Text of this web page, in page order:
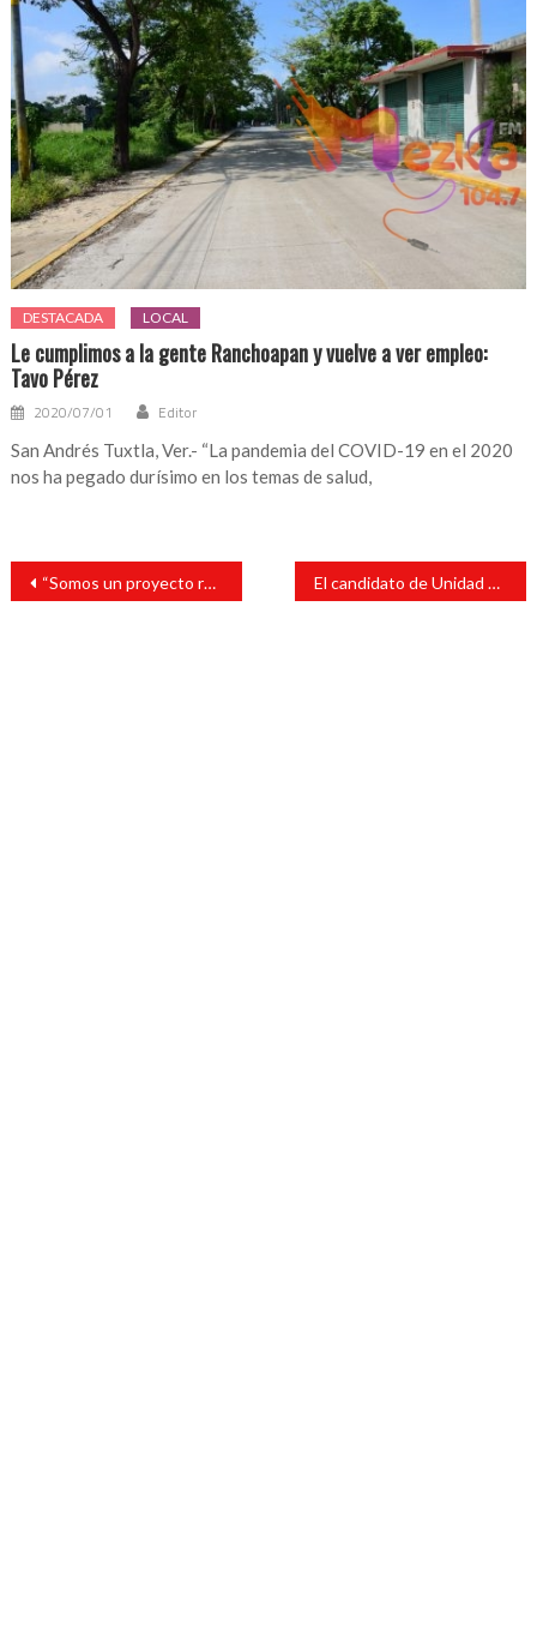
DESTACADA LOCAL
Le cumplimos a la gente Ranchoapan y vuelve a ver empleo:
Tavo Pérez
2020/07/01 Editor
San Andrés Tuxtla, Ver.- “La pandemia del COVID-19 en el 2020
nos ha pegado durísimo en los temas de salud,
Navegación
entradas
“Somos un proyecto real, concreto y con soluciones”, Doctor Tom El candidato de Unidad Ciudadana en San Andrés Tuxtla, recorre la Col 6 de enero